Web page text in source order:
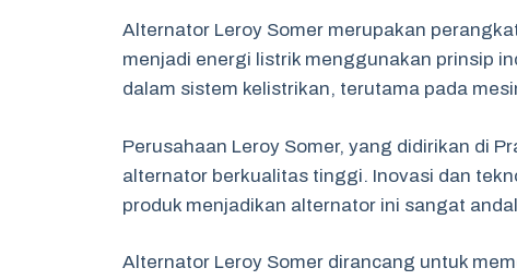
Alternator Leroy Somer merupakan
menjadi energi listrik menggunakan prinsip
dalam sistem kelistrikan, terutama pada
Perusahaan Leroy Somer, yang didirikan di
alternator berkualitas tinggi. Inovasi dan
produk menjadikan alternator ini sangat
Alternator Leroy Somer dirancang untuk